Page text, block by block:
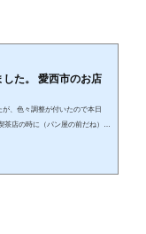
た。 愛西市のお店
、色々調整が付いたので本日
茶店の時に（パン屋の前だね）は
うな...